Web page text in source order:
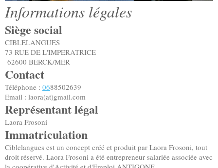
Informations légales
Siège social
CIBLELANGUES
73 RUE DE L'IMPERATRICE
62600 BERCK/MER
Contact
Téléphone : 0688502639
Email : laora(at)gmail.com
Représentant légal
Laora Frosoni
Immatriculation
Ciblelangues est un concept créé et produit par Laora Frosoni, tout
droit réservé. Laora Frosoni a été entrepreneur salariée associée avec